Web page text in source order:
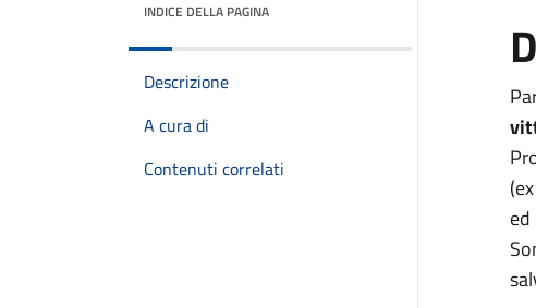
INDICE DELLA PAGINA
Descrizione
A cura di
Contenuti correlati